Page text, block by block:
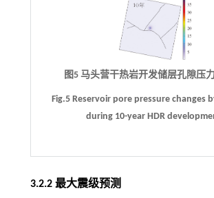
图5 马头营干热岩开发储层孔隙压
Fig.5 Reservoir pore pressure changes
during 10-year HDR
3.2.2 最大震级预测